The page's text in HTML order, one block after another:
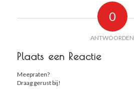
0
ANTWOORDEN
Plaats een Reactie
Meepraten?
Draag gerust bij!